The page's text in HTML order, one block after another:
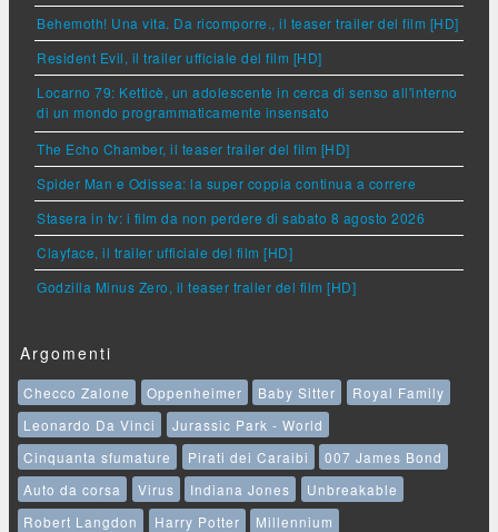
Behemoth! Una vita. Da ricomporre., il teaser trailer del film [HD]
Resident Evil, il trailer ufficiale del film [HD]
Locarno 79: Ketticè, un adolescente in cerca di senso all'interno
di un mondo programmaticamente insensato
The Echo Chamber, il teaser trailer del film [HD]
Spider Man e Odissea: la super coppia continua a correre
Stasera in tv: i film da non perdere di sabato 8 agosto 2026
Clayface, il trailer ufficiale del film [HD]
Godzilla Minus Zero, il teaser trailer del film [HD]
Argomenti
Checco Zalone Oppenheimer Baby Sitter
Royal Family
Leonardo Da Vinci
Jurassic Park - World
Cinquanta sfumature
Pirati dei Caraibi
007 James Bond
Auto da corsa
Virus Indiana Jones
Unbreakable
Robert Langdon
Harry Potter
Millennium